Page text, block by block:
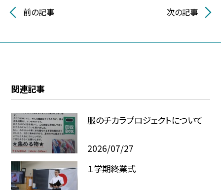
前の記事 次の記事
関連記事
服のチカラプロジェクトについて
2026/07/27
１学期終業式